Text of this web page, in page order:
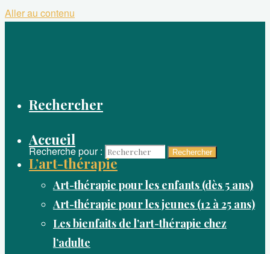
Aller au contenu
Rechercher
Recherche pour : Rechercher
Accueil
L’art-thérapie
Art-thérapie pour les enfants (dès 5 ans)
Art-thérapie pour les jeunes (12 à 25 ans)
Les bienfaits de l’art-thérapie chez
l’adulte